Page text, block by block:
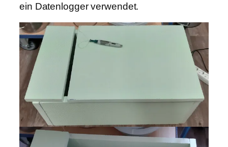
ein Datenlogger verwendet.